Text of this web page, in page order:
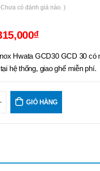
có đánh giá nào. )
₫
Hwata GCD30 GCD 30 có
hệ thống, giao ghế miễn phí.
GIỎ HÀNG